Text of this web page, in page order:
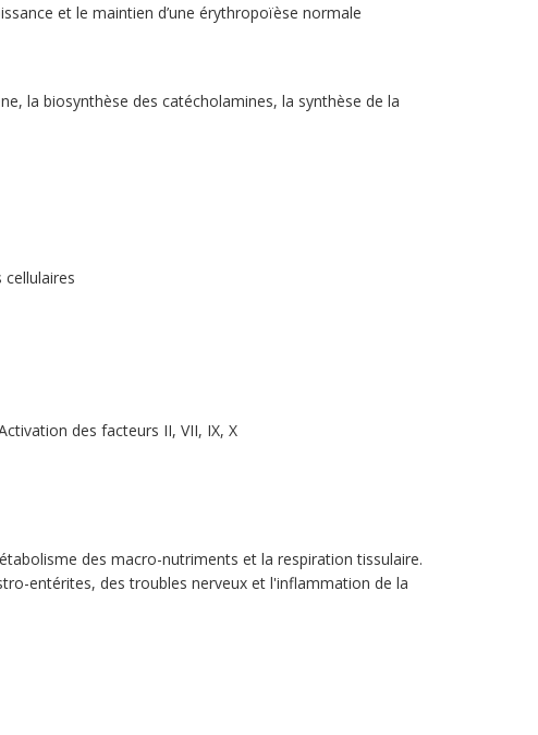
et le maintien d’une érythropoïèse normale
la biosynthèse des catécholamines, la synthèse de la
des facteurs II, VII, IX, X
des macro-nutriments et la respiration tissulaire.
entérites, des troubles nerveux et l'inflammation de la